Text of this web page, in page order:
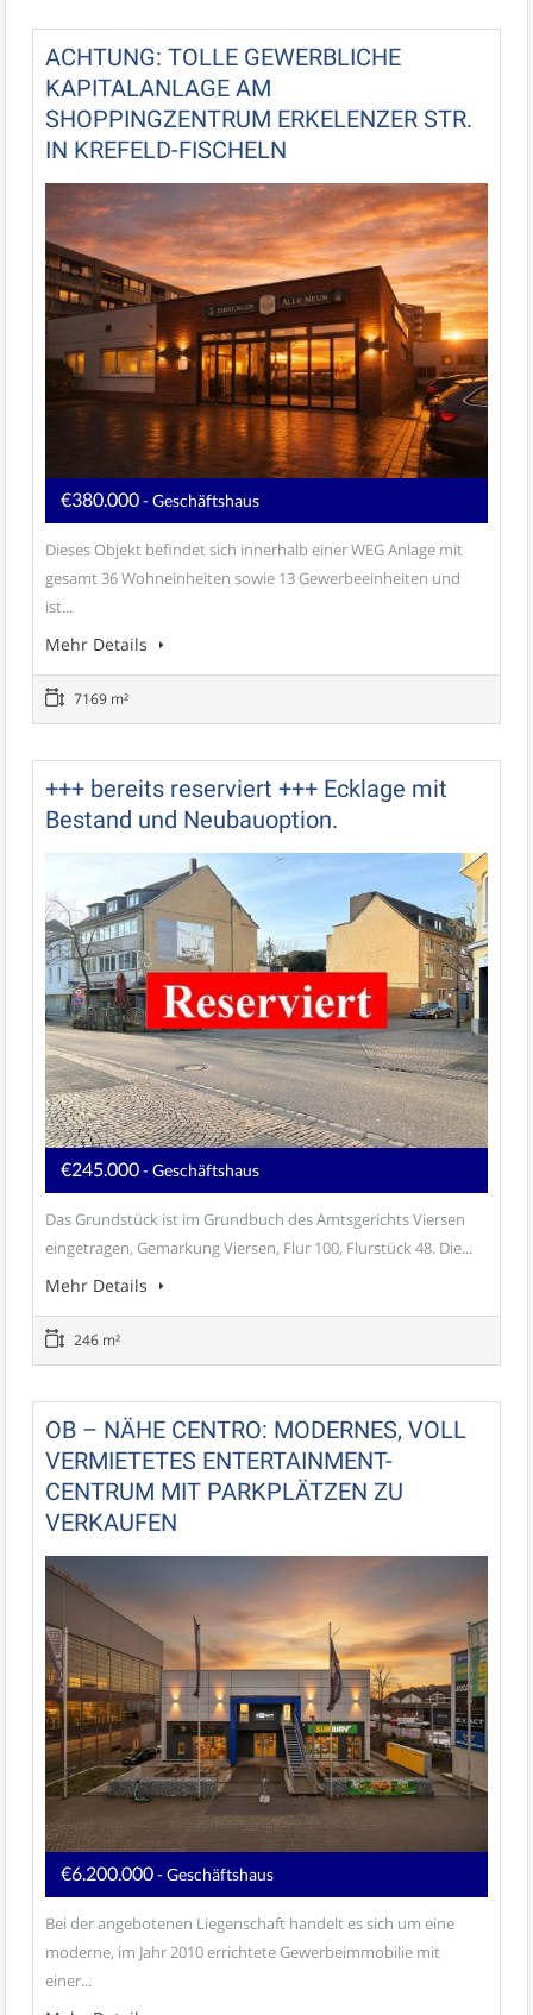
ACHTUNG: TOLLE GEWERBLICHE
KAPITALANLAGE AM
SHOPPINGZENTRUM ERKELENZER STR.
IN KREFELD-FISCHELN
€380.000- Geschäftshaus
Dieses Objekt befindet sich innerhalb einer WEG Anlage mit
gesamt 36 Wohneinheiten sowie 13 Gewerbeeinheiten und
ist...
Mehr Details
7169 m²
+++ bereits reserviert +++ Ecklage mit
Bestand und Neubauoption.
€245.000- Geschäftshaus
Das Grundstück ist im Grundbuch des Amtsgerichts Viersen
eingetragen, Gemarkung Viersen, Flur 100, Flurstück 48. Die...
Mehr Details
246 m²
OB – NÄHE CENTRO: MODERNES, VOLL
VERMIETETES ENTERTAINMENT-
CENTRUM MIT PARKPLÄTZEN ZU
VERKAUFEN
€6.200.000- Geschäftshaus
Bei der angebotenen Liegenschaft handelt es sich um eine
moderne, im Jahr 2010 errichtete Gewerbeimmobilie mit
einer...